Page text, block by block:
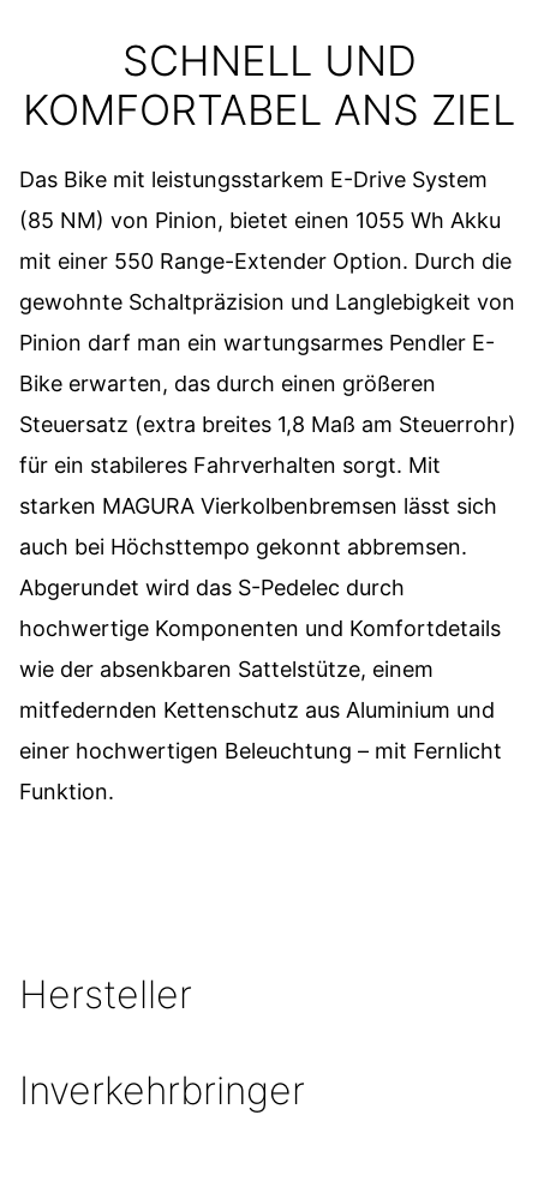
SCHNELL UND
KOMFORTABEL ANS ZIEL
Das Bike mit leistungsstarkem E-Drive System
(85 NM) von Pinion, bietet einen 1055 Wh Akku
mit einer 550 Range-Extender Option. Durch die
gewohnte Schaltpräzision und Langlebigkeit von
Pinion darf man ein wartungsarmes Pendler E-
Bike erwarten, das durch einen größeren
Steuersatz (extra breites 1,8 Maß am Steuerrohr)
für ein stabileres Fahrverhalten sorgt. Mit
starken MAGURA Vierkolbenbremsen lässt sich
auch bei Höchsttempo gekonnt abbremsen.
Abgerundet wird das S-Pedelec durch
hochwertige Komponenten und Komfortdetails
wie der absenkbaren Sattelstütze, einem
mitfedernden Kettenschutz aus Aluminium und
einer hochwertigen Beleuchtung – mit Fernlicht
Funktion.
Hersteller
Inverkehrbringer